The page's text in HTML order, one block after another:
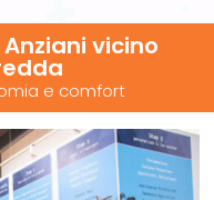
vicino
e comfort